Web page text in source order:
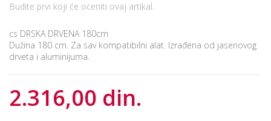
Budite prvi koji će oceniti ovaj artikal.
cs DRSKA DRVENA 180cm
Dužina 180 cm. Za sav kompatibilni alat. Izrađena od jasenovog
drveta i aluminijuma.
2.316,00 din.